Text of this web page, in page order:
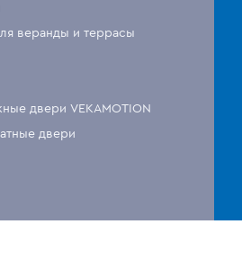
веранды и террасы
двери VEKAMOTION
двери